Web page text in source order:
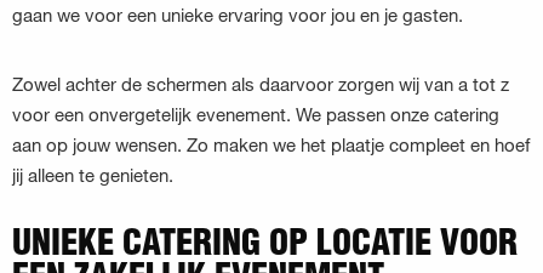
gaan we voor een unieke ervaring voor jou en je gasten.
Zowel achter de schermen als daarvoor zorgen wij van a tot z
voor een onvergetelijk evenement. We passen onze catering
aan op jouw wensen. Zo maken we het plaatje compleet en hoef
jij alleen te genieten.
UNIEKE CATERING OP LOCATIE VOOR